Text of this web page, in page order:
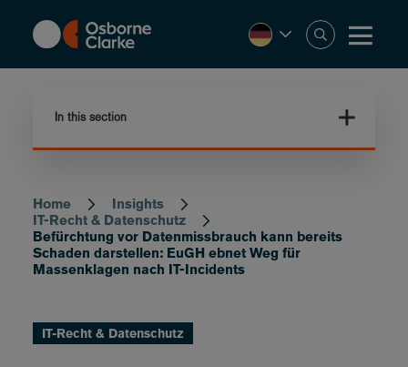
content
In this section
Breadcrumb
Home
Insights
IT-Recht & Datenschutz
Befürchtung vor Datenmissbrauch kann bereits
Schaden darstellen: EuGH ebnet Weg für
Massenklagen nach IT-Incidents
IT-Recht & Datenschutz